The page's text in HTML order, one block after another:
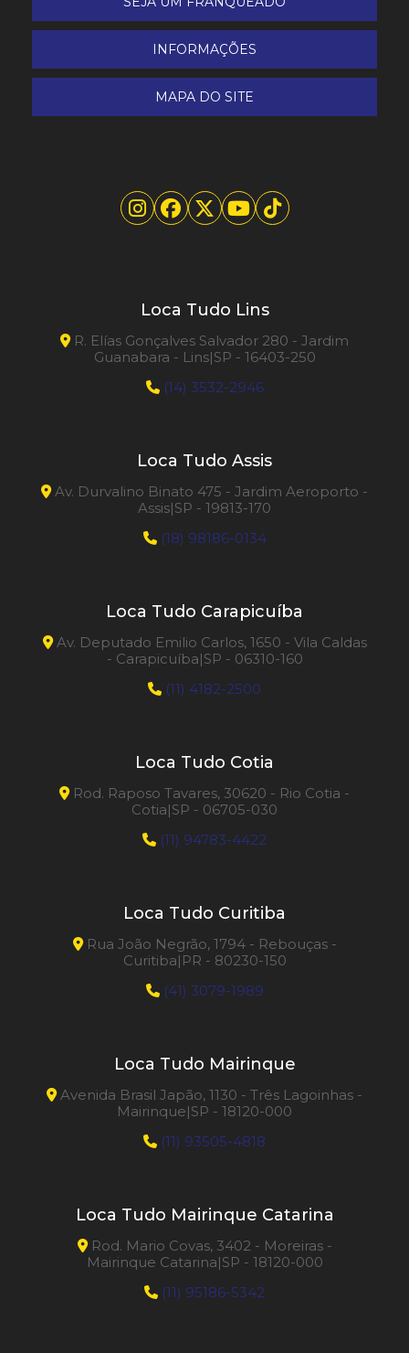
INFORMAÇÕES
MAPA DO SITE
Loca Tudo Lins
R. Elías Gonçalves Salvador 280 - Jardim
Guanabara - Lins|SP - 16403-250
(14) 3532-2946
Loca Tudo Assis
Av. Durvalino Binato 475 - Jardim Aeroporto -
Assis|SP - 19813-170
(18) 98186-0134
Loca Tudo Carapicuíba
Av. Deputado Emilio Carlos, 1650 - Vila Caldas
- Carapicuíba|SP - 06310-160
(11) 4182-2500
Loca Tudo Cotia
Rod. Raposo Tavares, 30620 - Rio Cotia -
Cotia|SP - 06705-030
(11) 94783-4422
Loca Tudo Curitiba
Rua João Negrão, 1794 - Rebouças -
Curitiba|PR - 80230-150
(41) 3079-1989
Loca Tudo Mairinque
Avenida Brasil Japão, 1130 - Três Lagoinhas -
Mairinque|SP - 18120-000
(11) 93505-4818
Loca Tudo Mairinque Catarina
Rod. Mario Covas, 3402 - Moreiras -
Mairinque Catarina|SP - 18120-000
(11) 95186-5342